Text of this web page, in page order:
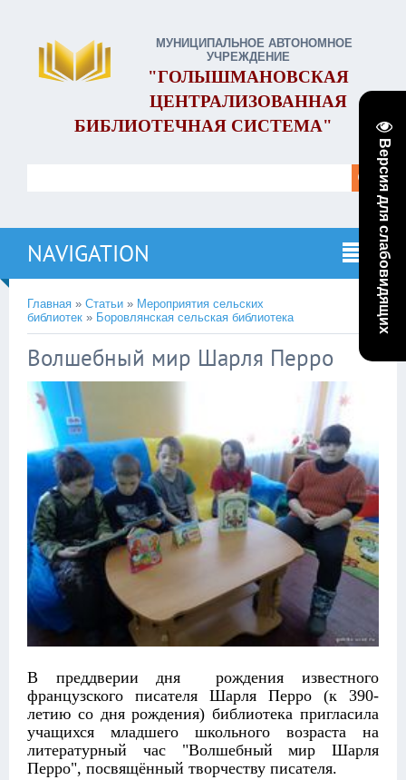
Версия для слабовидящих
МУНИЦИПАЛЬНОЕ АВТОНОМНОЕ
УЧРЕЖДЕНИЕ
"ГОЛЫШМАНОВСКАЯ
ЦЕНТРАЛИЗОВАННАЯ
БИБЛИОТЕЧНАЯ СИСТЕМА"
NAVIGATION
Главная » Статьи » Мероприятия сельских
библиотек » Боровлянская сельская библиотека
Волшебный мир Шарля Перро
В преддверии дня рождения известного
французского писателя Шарля Перро (к 390-
летию со дня рождения) библиотека пригласила
учащихся младшего школьного возраста на
литературный час "Волшебный мир Шарля
Перро", посвящённый творчеству писателя.